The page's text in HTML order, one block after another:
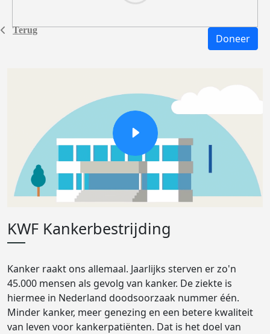
Terug
Doneer
KWF Kankerbestrijding
Kanker raakt ons allemaal. Jaarlijks sterven er zo'n
45.000 mensen als gevolg van kanker. De ziekte is
hiermee in Nederland doodsoorzaak nummer één.
Minder kanker, meer genezing en een betere kwaliteit
van leven voor kankerpatiënten. Dat is het doel van